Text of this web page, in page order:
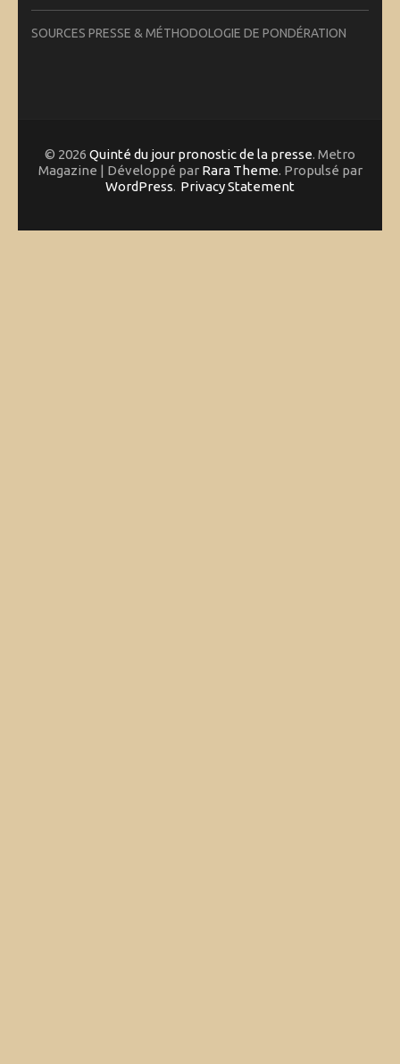
SOURCES PRESSE & MÉTHODOLOGIE DE PONDÉRATION
© 2026 Quinté du jour pronostic de la presse. Metro
Magazine | Développé par Rara Theme. Propulsé par
WordPress. Privacy Statement